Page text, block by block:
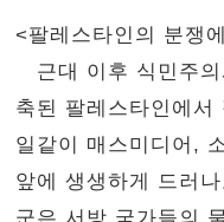
<팔레스타인의 분쟁
근대 이후 식민주의
축된 팔레스타인에서
일같이 매스미디어,
앞에 생생하게 드러
군은 서방 국가들의